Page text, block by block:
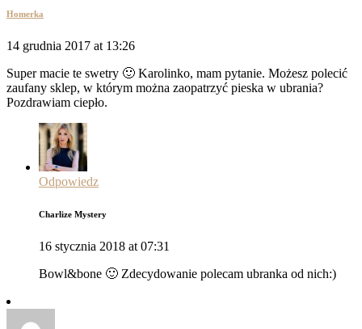
Homerka
14 grudnia 2017 at 13:26
Super macie te swetry 🙂 Karolinko, mam pytanie. Możesz polecić
zaufany sklep, w którym można zaopatrzyć pieska w ubrania?
Pozdrawiam ciepło.
Odpowiedz
Charlize Mystery
16 stycznia 2018 at 07:31
Bowl&bone 🙂 Zdecydowanie polecam ubranka od nich:)